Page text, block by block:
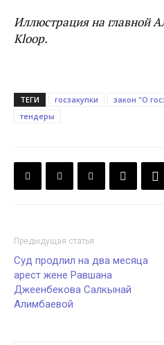
Иллюстрация на главной
Kloop.
ТЕГИ госзакупки закон "О
тендеры
Предыдущая статья
Суд продлил на два месяца
арест жене Равшана
Джеенбекова Салкынай
Алимбаевой